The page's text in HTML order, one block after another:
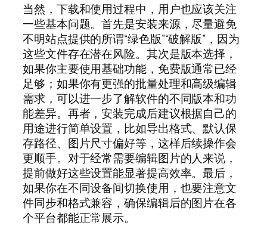
当然，下载和使用过程中，用户也应该关注
一些基本问题。首先是安装来源，尽量避免
不明站点提供的所谓“绿色版”“破解版”，因为
这些文件存在潜在风险。其次是版本选择，
如果你主要使用基础功能，免费版通常已经
足够；如果你有更强的批量处理和高级编辑
需求，可以进一步了解软件的不同版本和功
能差异。再者，安装完成后建议根据自己的
用途进行简单设置，比如导出格式、默认保
存路径、图片尺寸偏好等，这样后续操作会
更顺手。对于经常需要编辑图片的人来说，
提前做好这些设置能显著提高效率。最后，
如果你在不同设备间切换使用，也要注意文
件同步和格式兼容，确保编辑后的图片在各
个平台都能正常展示。